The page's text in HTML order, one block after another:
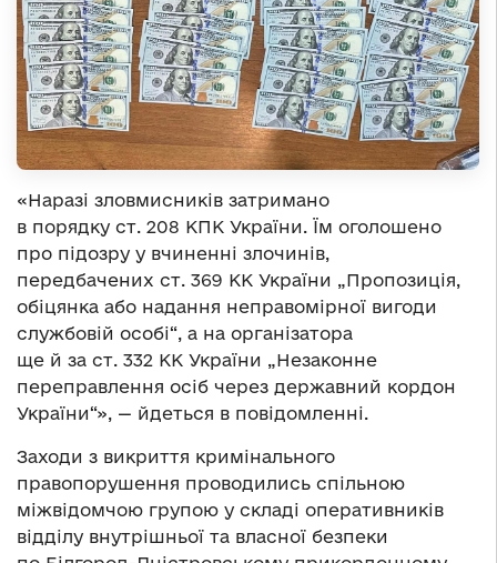
«Наразі зловмисників затримано
в порядку ст. 208 КПК України. Їм оголошено
про підозру у вчиненні злочинів,
передбачених ст. 369 КК України „Пропозиція,
обіцянка або надання неправомірної вигоди
службовій особі“, а на організатора
ще й за ст. 332 КК України „Незаконне
переправлення осіб через державний кордон
України“», — йдеться в повідомленні.
Заходи з викриття кримінального
правопорушення проводились спільною
міжвідомчою групою у складі оперативників
відділу внутрішньої та власної безпеки